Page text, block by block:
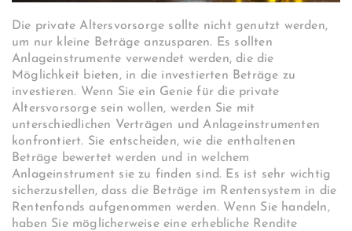
Die private Altersvorsorge sollte nicht genutzt werden,
um nur kleine Beträge anzusparen. Es sollten
Anlageinstrumente verwendet werden, die die
Möglichkeit bieten, in die investierten Beträge zu
investieren. Wenn Sie ein Genie für die private
Altersvorsorge sein wollen, werden Sie mit
unterschiedlichen Verträgen und Anlageinstrumenten
konfrontiert. Sie entscheiden, wie die enthaltenen
Beträge bewertet werden und in welchem ​​
Anlageinstrument sie zu finden sind. Es ist sehr wichtig
sicherzustellen, dass die Beträge im Rentensystem in die
Rentenfonds aufgenommen werden. Wenn Sie handeln,
haben Sie möglicherweise eine erhebliche Rendite